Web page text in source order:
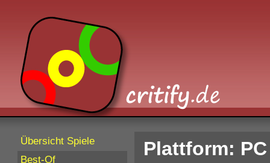
Plattform: PC
Übersicht Spiele
Best-Of